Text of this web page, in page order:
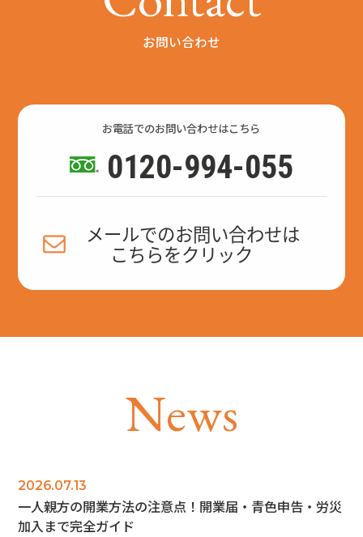
お問い合わせ
お電話でのお問い合わせはこちら
0120-994-055
メールでのお問い合わせは
こちらをクリック
News
2026.07.13
一人親方の開業方法の注意点！開業届・青色申告・労災
加入まで完全ガイド